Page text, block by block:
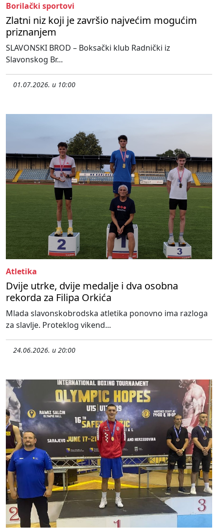
Borilački sportovi
Zlatni niz koji je završio najvećim mogućim
priznanjem
SLAVONSKI BROD – Boksački klub Radnički iz
Slavonskog Br...
01.07.2026. u 10:00
Atletika
Dvije utrke, dvije medalje i dva osobna
rekorda za Filipa Orkića
Mlada slavonskobrodska atletika ponovno ima razloga
za slavlje. Proteklog vikend...
24.06.2026. u 20:00